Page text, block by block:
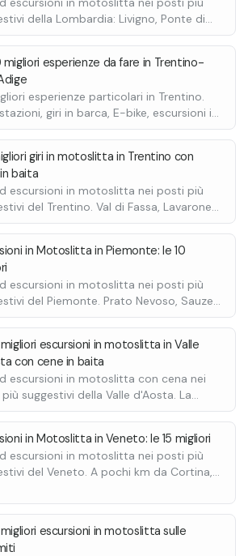
frutti di bosco
della Lombardia: Livigno, Ponte di
e Passo del Tonale, Montecampione.
le migliori.
migliori esperienze da fare in Trentino-
esperienze particolari in Trentino.
giri in barca, E-bike, escursioni in
passeggiate a cavallo e molte altre.
giri in motoslitta in Trentino con
baita
escursioni in motoslitta nei posti più
del Trentino. Val di Fassa, Lavarone,
del Tonale. Scopri le migliori discese.
in Motoslitta in Piemonte: le 10
escursioni in motoslitta nei posti più
del Piemonte. Prato Nevoso, Sauze
Sauze D'Oulx. Scopri le migliori
migliori escursioni in motoslitta in Valle
con cene in baita
escursioni in motoslitta con cena nei
suggestivi della Valle d'Aosta. La
Courmayeur, Cervinia e Champoluc.
le migliori discese.
in Motoslitta in Veneto: le 15 migliori
escursioni in motoslitta nei posti più
del Veneto. A pochi km da Cortina,
le migliori discese.
migliori escursioni in motoslitta sulle